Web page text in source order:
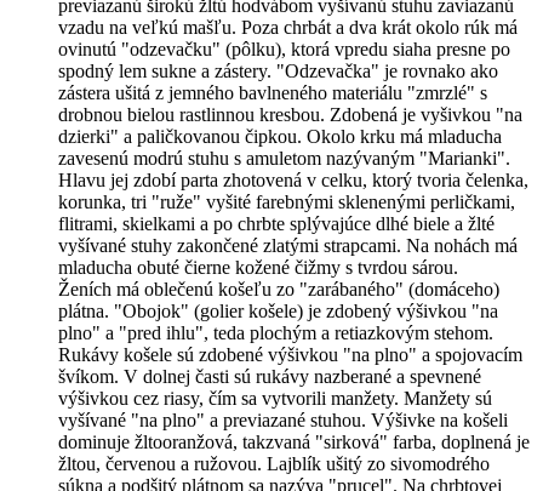
previazanú širokú žltú hodvábom vyšívanú stuhu zaviazanú
vzadu na veľkú mašľu. Poza chrbát a dva krát okolo rúk má
ovinutú "odzevačku" (pôlku), ktorá vpredu siaha presne po
spodný lem sukne a zástery. "Odzevačka" je rovnako ako
zástera ušitá z jemného bavlneného materiálu "zmrzlé" s
drobnou bielou rastlinnou kresbou. Zdobená je vyšivkou "na
dzierki" a paličkovanou čipkou. Okolo krku má mladucha
zavesenú modrú stuhu s amuletom nazývaným "Marianki".
Hlavu jej zdobí parta zhotovená v celku, ktorý tvoria čelenka,
korunka, tri "ruže" vyšité farebnými sklenenými perličkami,
flitrami, skielkami a po chrbte splývajúce dlhé biele a žlté
vyšívané stuhy zakončené zlatými strapcami. Na nohách má
mladucha obuté čierne kožené čižmy s tvrdou sárou.
Ženích má oblečenú košeľu zo "zarábaného" (domáceho)
plátna. "Obojok" (golier košele) je zdobený výšivkou "na
plno" a "pred ihlu", teda plochým a retiazkovým stehom.
Rukávy košele sú zdobené výšivkou "na plno" a spojovacím
švíkom. V dolnej časti sú rukávy nazberané a spevnené
výšivkou cez riasy, čím sa vytvorili manžety. Manžety sú
vyšívané "na plno" a previazané stuhou. Výšivke na košeli
dominuje žltooranžová, takzvaná "sirková" farba, doplnená je
žltou, červenou a ružovou. Lajblík ušitý zo sivomodrého
súkna a podšitý plátnom sa nazýva "prucel". Na chrbtovej